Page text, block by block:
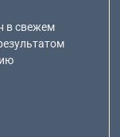
в свежем